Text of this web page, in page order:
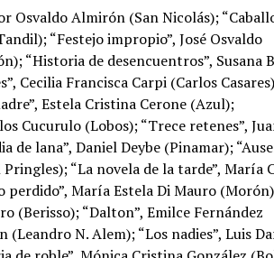
Osvaldo Almirón (San Nicolás);
“Festejo impropio”, José Osvaldo
“Historia de desencuentros”, Susana
Cecilia Francisca Carpi (Carlos
Estela Cristina Cerone (Azul);
Cucurulo (Lobos); “Trece retenes”,
de lana”, Daniel Deybe (Pinamar);
“La novela de la tarde”, María
perdido”, María Estela Di Mauro
(Berisso); “Dalton”, Emilce Fernández
(Leandro N. Alem); “Los nadies”, Luis